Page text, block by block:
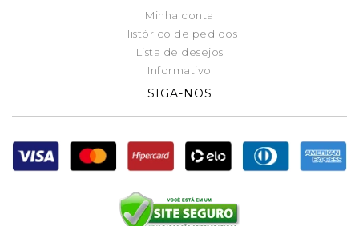
Minha conta
Histórico de pedidos
Lista de desejos
Informativo
SIGA-NOS